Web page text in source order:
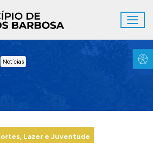
Notícias
Lazer e Juventude